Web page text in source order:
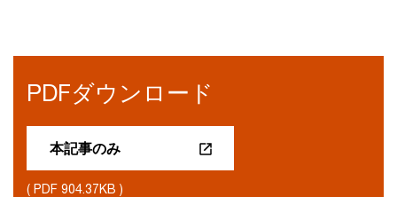
PDFダウンロード
本記事のみ
( PDF 904.37KB )